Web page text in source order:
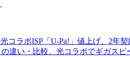
コラボISP「U-Pa!」値上げ、2年
の違い・比較、光コラボでギガスピ